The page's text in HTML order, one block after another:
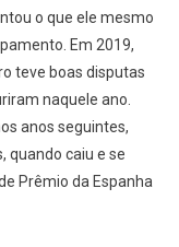
o que ele mesmo
Em 2019,
teve boas disputas
naquele ano.
anos seguintes,
quando caiu e se
Prêmio da Espanha